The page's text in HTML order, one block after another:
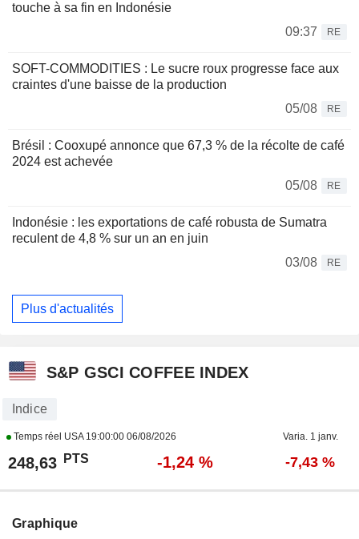
touche à sa fin en Indonésie
09:37
RE
SOFT-COMMODITIES : Le sucre roux progresse face aux
craintes d'une baisse de la production
05/08
RE
Brésil : Cooxupé annonce que 67,3 % de la récolte de café
2024 est achevée
05/08
RE
Indonésie : les exportations de café robusta de Sumatra
reculent de 4,8 % sur un an en juin
03/08
RE
Plus d'actualités
S&P GSCI COFFEE INDEX
Indice
Temps réel USA 19:00:00 06/08/2026 Varia. 1 janv.
248,63 PTS -1,24 % -7,43 %
Graphique